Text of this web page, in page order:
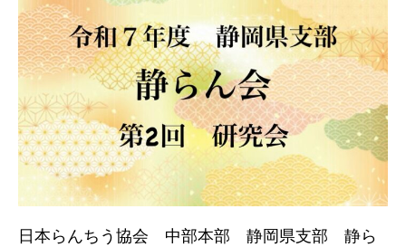
日本らんちう協会 中部本部 静岡県支部 静ら